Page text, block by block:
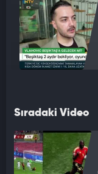
Sıradaki Video